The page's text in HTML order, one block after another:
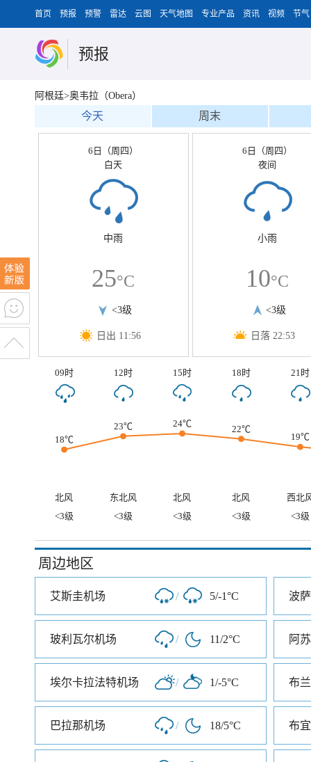
首页 预报 预警 雷达 云图 天气地图 专业产品 资讯 视频 节气
预报
阿根廷>奥韦拉（Obera）
今天 周末
6日（周四）
白天
中雨
25°C
<3级
日出 11:56
6日（周四）
夜间
小雨
10°C
<3级
日落 22:53
09时 12时 15时 18时 21时
18℃
23℃ 24℃
22℃
19℃
北风 东北风 北风 北风
西北
<3级
<3级 <3级 <3级 <3级
周边地区
艾斯圭机场 / 5/-1°C 波
玻利瓦尔机场 / 11/2°C 阿
埃尔卡拉法特机场 / 1/-5°C 布
巴拉那机场 / 18/5°C